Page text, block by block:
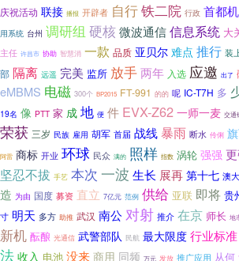
庆祝活动 联接 播报 开辟者 自行铁二院 行政 首都机
用系统 台州 调研组 硬核微波通信信息系统 大
主任 许昌市 协助 智慧消 一款 品质 亚贝尔 难点 推行 装
部 隔离 远遥 完美 监所 放手两年 入选 应邀 出了
eMBMS 电磁 300个 BP2015 FT-991 的的 呢 IC-T7H 多
19名 像 PTT 家 成地 便 件 EVX-Z62 一师一麦 交通
荣获 三岁 民族 雇用 胡军 首届 战线暴雨 断水 伶俐
阿雷 商标 开业 环球 民众 满的 照样 指数 涡轮 强强
坚忍不拔 手艺 本次 一波 生长 展再 第十七 澳
造 为由 国度 募资 直立 7亿元 范例 供给 亚联 即将 贵
寸 明天 多方 助推 武汉 南公 对射 推介 在京 师长 地
新机 酝酿 光通信 武警部队 民航 最大限度行业标准
法 收入 电池 没来 商用 同频 万元 发放 推广应用 从何